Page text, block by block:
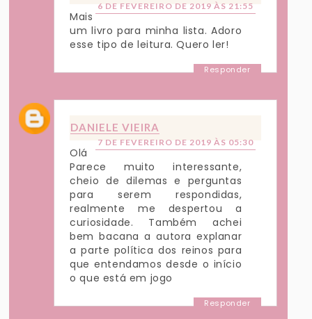
6 DE FEVEREIRO DE 2019 ÀS 21:55
Mais
um livro para minha lista. Adoro
esse tipo de leitura. Quero ler!
Responder
DANIELE VIEIRA
7 DE FEVEREIRO DE 2019 ÀS 05:30
Olá
Parece muito interessante,
cheio de dilemas e perguntas
para serem respondidas,
realmente me despertou a
curiosidade. Também achei
bem bacana a autora explanar
a parte política dos reinos para
que entendamos desde o início
o que está em jogo
Responder